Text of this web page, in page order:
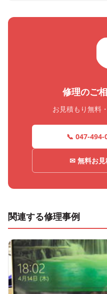
修理のご
お見積もり無料
📞 047-494-
✉ 無料お見
関連する修理事例